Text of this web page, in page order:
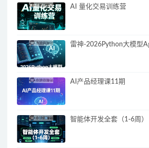
AI 量化交易训练营
雷神-2026Python大模型
AI产品经理课11期
智能体开发全套（1-6周）